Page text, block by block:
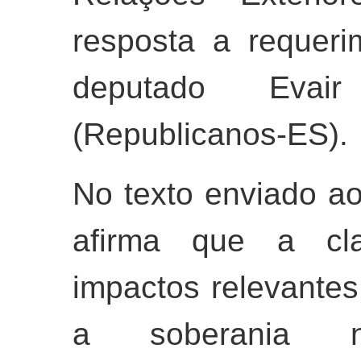
resposta a
deputado
(Republicanos-ES).
No texto enviado
afirma que a
impactos
a soberania